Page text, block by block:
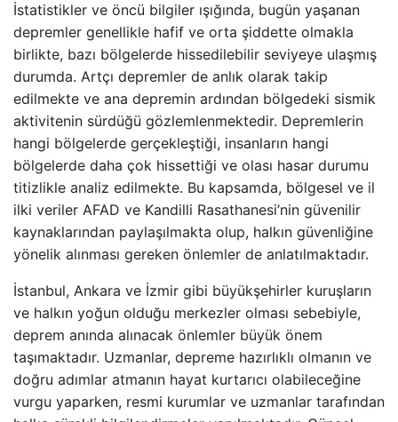
İstatistikler ve öncü bilgiler ışığında, bugün yaşanan
depremler genellikle hafif ve orta şiddette olmakla
birlikte, bazı bölgelerde hissedilebilir seviyeye ulaşmış
durumda. Artçı depremler de anlık olarak takip
edilmekte ve ana depremin ardından bölgedeki sismik
aktivitenin sürdüğü gözlemlenmektedir. Depremlerin
hangi bölgelerde gerçekleştiği, insanların hangi
bölgelerde daha çok hissettiği ve olası hasar durumu
titizlikle analiz edilmekte. Bu kapsamda, bölgesel ve il
ilki veriler AFAD ve Kandilli Rasathanesi’nin güvenilir
kaynaklarından paylaşılmakta olup, halkın güvenliğine
yönelik alınması gereken önlemler de anlatılmaktadır.
İstanbul, Ankara ve İzmir gibi büyükşehirler kuruşların
ve halkın yoğun olduğu merkezler olması sebebiyle,
deprem anında alınacak önlemler büyük önem
taşımaktadır. Uzmanlar, depreme hazırlıklı olmanın ve
doğru adımlar atmanın hayat kurtarıcı olabileceğine
vurgu yaparken, resmi kurumlar ve uzmanlar tarafından